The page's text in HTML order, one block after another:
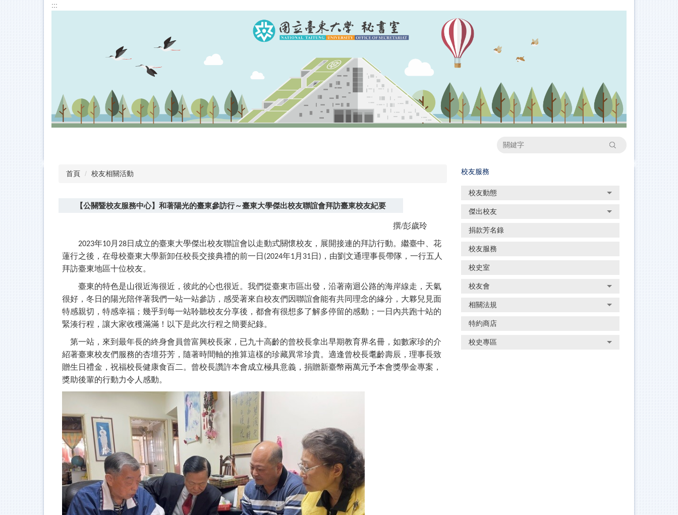
:::
搜尋
首頁 校友相關活動
【公關暨校友服務中心】和著陽光的臺東參訪行～臺東大學傑出校友聯誼會拜訪臺東校友紀要
撰/彭歲玲
2023年10月 28日成立的臺東大學傑出校友聯誼會以走動式關懷校友，展開接連的拜訪行動。 繼臺中、花
蓮行之後，在母校臺東大學新卸任校長交接典禮的前一日 (2024年1月 31日 ) ，由劉文通理事長帶隊，一行五人
拜訪臺東地區十位校友。
臺東的特色是山很近海很近，彼此的心也很近。 我們從臺東市區出發，沿著南迴公路的海岸線走，天氣
很好，冬日的陽光陪伴著我們一站一站參訪，感受著來自校友們因聯誼會能有共同理念的緣分，大夥兒見面
特感親切，特感幸福 ； 幾乎到每一站聆聽校友分享後，都會有很想多了解多停留的感動 ； 一日內共跑十站的
緊湊行程，讓大家收穫滿滿 ！ 以下是此次行程之簡要紀錄。
第一站，來到最年長的終身會員曾富興校長家，已九十高齡的曾校長拿出早期教育界名冊，如數家珍的介
紹著臺東校友們服務的杏壇芬芳，隨著時間軸的推算這樣的珍藏異常珍貴。適逢曾校長耄齡壽辰，理事長致
贈生日禮金，祝福校長健康食百二。曾校長讚許本會成立極具意義，捐贈新臺幣兩萬元予本會獎學金專案，
獎助後輩的行動力令人感動。
校友服務
校友動態
傑出校友
捐款芳名錄
校友服務
校史室
校友會
相關法規
特約商店
校史專區